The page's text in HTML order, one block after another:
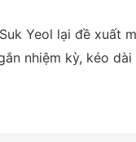
Yeol lại đề xuất
nhiệm kỳ, kéo